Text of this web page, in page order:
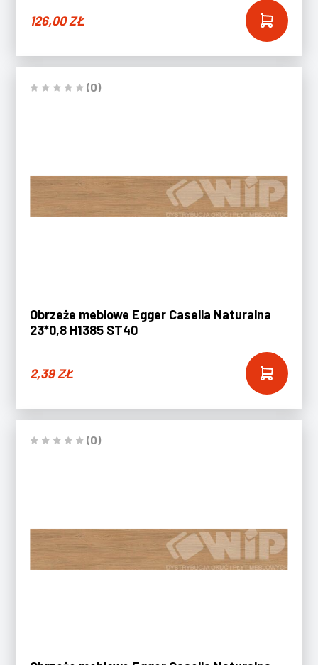
126,00ZŁ
(0)
Obrzeże meblowe Egger Casella Naturalna
23*0,8 H1385 ST40
2,39ZŁ
(0)